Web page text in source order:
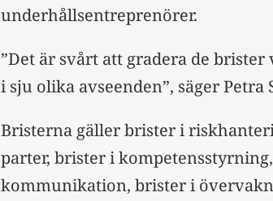
underhållsentreprenörer.
”Det är svårt att gradera de
i sju olika avseenden”, säger Petra
Bristerna gäller brister i
parter, brister i
kommunikation, brister i